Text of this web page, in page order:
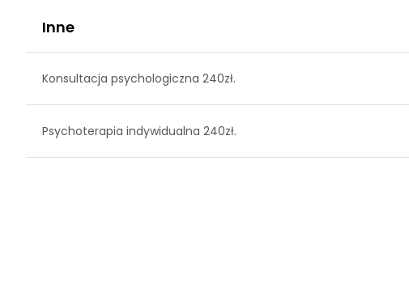
Inne
Konsultacja psychologiczna 240zł.
Psychoterapia indywidualna 240zł.